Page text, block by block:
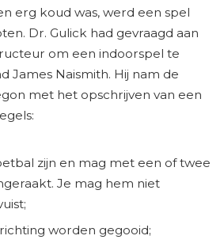
erg koud was, werd een spel
Dr. Gulick had gevraagd aan
om een indoorspel te
James Naismith. Hij nam de
met het opschrijven van een
zijn en mag met een of twee
Je mag hem niet
worden gegooid;